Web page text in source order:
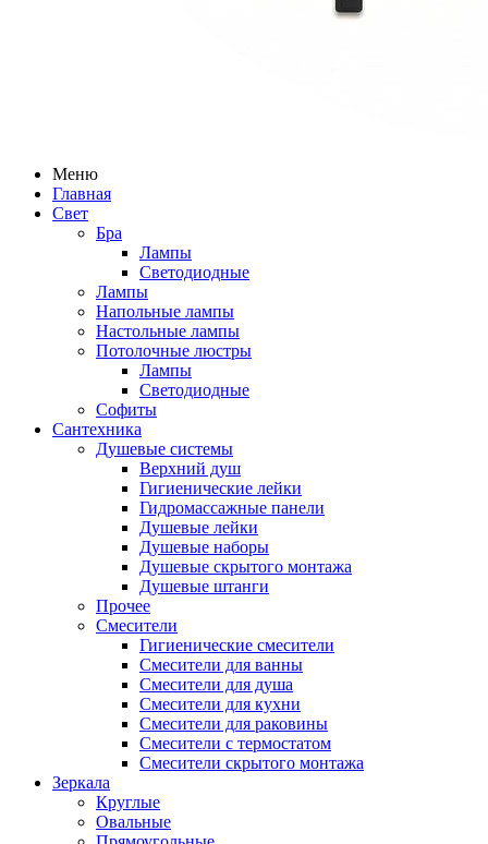
Меню
Главная
Свет
Бра
Лампы
Светодиодные
Лампы
Напольные лампы
Настольные лампы
Потолочные люстры
Лампы
Светодиодные
Софиты
Сантехника
Душевые системы
Верхний душ
Гигиенические лейки
Гидромассажные панели
Душевые лейки
Душевые наборы
Душевые скрытого монтажа
Душевые штанги
Прочее
Смесители
Гигиенические смесители
Смесители для ванны
Смесители для душа
Смесители для кухни
Смесители для раковины
Смесители с термостатом
Смесители скрытого монтажа
Зеркала
Круглые
Овальные